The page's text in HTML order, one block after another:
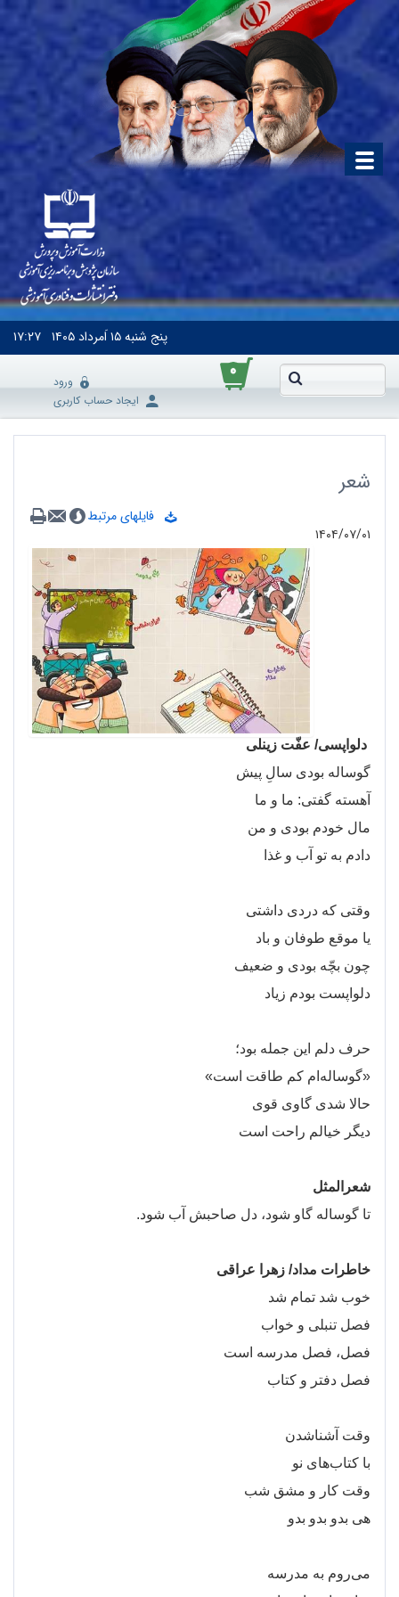
پنج شنبه۱۵ اَمرداد ۱۴۰۵ ۱۷:۲۷
۰
ورود
ایجاد حساب کاربری
شعر
فایلهای مرتبط
۱۴۰۴/۰۷/۰۱
دلواپسی/ عفّت زینلی
گوساله بودی سالِ پیش
آهسته گفتی: ما و ما
مال خودم بودی و من
دادم به تو آب و غذا
وقتی که دردی داشتی
یا موقع طوفان و باد
چون بچّه بودی و ضعیف
دلواپست بودم زیاد
حرف دلم این جمله بود؛
«گوساله ام کم طاقت است»
حالا شدی گاوی قوی
دیگر خیالم راحت است
شعرالمثل
تا گوساله گاو شود، دل صاحبش آب شود.
خاطرات مداد/ زهرا عراقی
خوب شد تمام شد
فصل تنبلی و خواب
فصل، فصل مدرسه است
فصل دفتر و کتاب
وقت آشناشدن
با کتابهای نو
وقت کار و مشق شب
هی بدو بدو بدو
میروم به مدرسه